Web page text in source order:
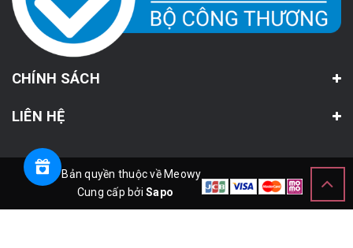
CHÍNH SÁCH
LIÊN HỆ
© Bản quyền thuộc về Meowy
Cung cấp bởiSapo